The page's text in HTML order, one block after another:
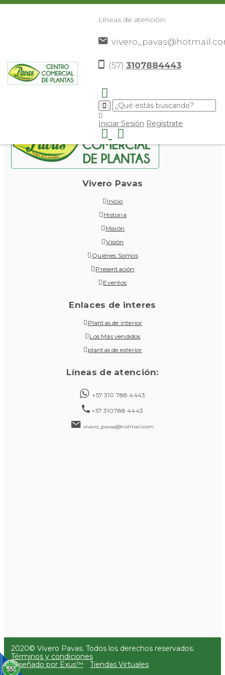
Líneas de atención:
(57) 3107884443
Iniciar Sesión Regístrate
Iniciar sesión
Vivero Pavas
Inicio
Historia
Misión
Visión
Quiénes Somos
Presentación
Eventos
Enlaces de interes
Plantas de interior
Los Más vendidos
plantas de exterior
Líneas de atención:
+57 310 788 4443
+57 310788 4443
vivero_pavas@hotmail.com
2020© Vivero Pavas. Todos los derechos reservados.
Términos y condiciones
Diseñado por Exus™ | Tiendas Virtuales